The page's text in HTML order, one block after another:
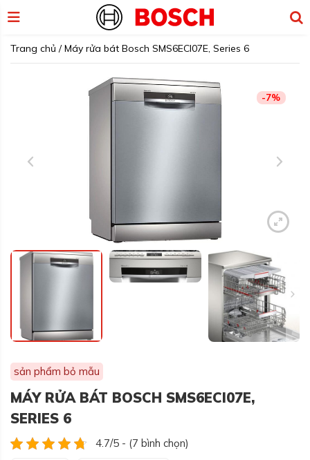
Trang chủ /Máy rửa bát Bosch SMS6ECI07E, Series 6
-7%
sản phẩm bỏ mẫu
MÁY RỬA BÁT BOSCH SMS6ECI07E,
SERIES 6
4.7/5 - (7 bình chọn)